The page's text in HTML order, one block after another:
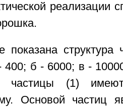
реализации
показана структура
400; б - 6000; в -
частицы (1) имеют
Основой частиц